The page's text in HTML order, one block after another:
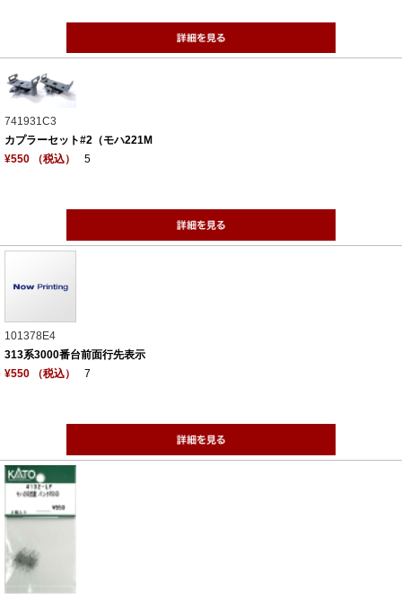
741931C3
カプラーセット#2（モハ221M
¥550 （税込）
5
101378E4
313系3000番台前面行先表示
¥550 （税込）
7